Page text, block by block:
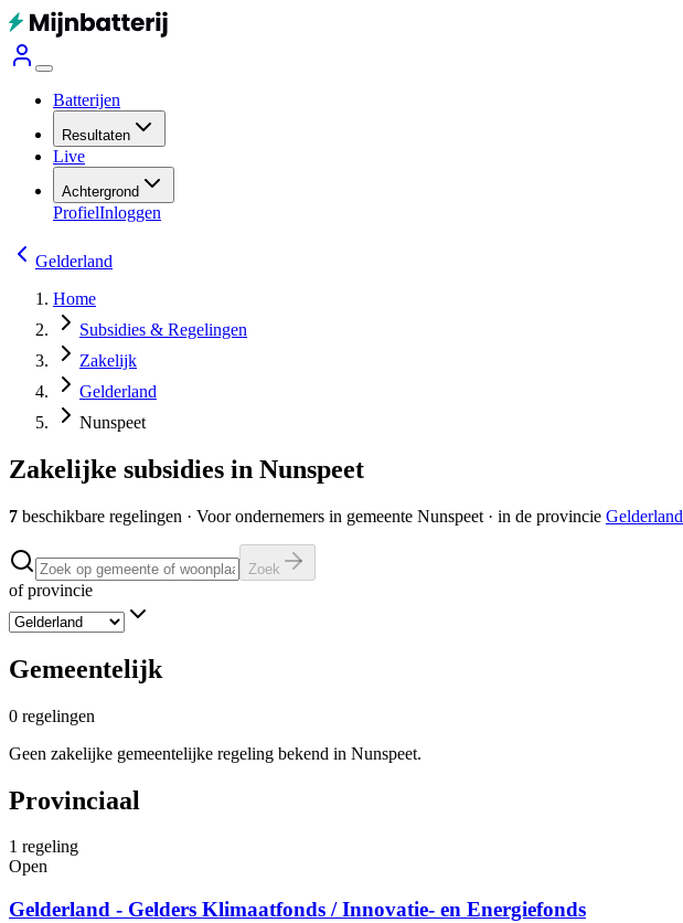
Batterijen
Resultaten
Live
Achtergrond
ProfielInloggen
Gelderland
Home
Subsidies & Regelingen
Zakelijk
Gelderland
Nunspeet
Zakelijke subsidies in Nunspeet
7 beschikbare regelingen · Voor ondernemers in gemeente Nunspeet · in de provincie Gelderland
Zoek
of provincie
Gemeentelijk
0 regelingen
Geen zakelijke gemeentelijke regeling bekend in Nunspeet.
Provinciaal
1 regeling
Open
Gelderland - Gelders Klimaatfonds / Innovatie- en Energiefonds